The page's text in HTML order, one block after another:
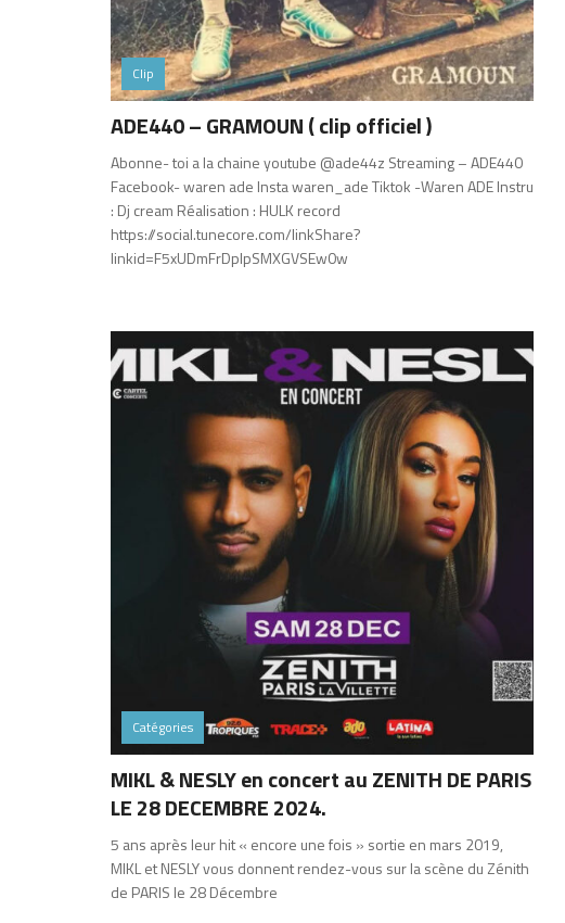
Clip
ADE440 – GRAMOUN ( clip officiel )
Abonne- toi a la chaine youtube @ade44z Streaming – ADE440
Facebook- waren ade Insta waren_ade Tiktok -Waren ADE Instru
: Dj cream Réalisation : HULK record
https://social.tunecore.com/linkShare?
linkid=F5xUDmFrDpIpSMXGVSEw0w
Catégories
MIKL & NESLY en concert au ZENITH DE PARIS
LE 28 DECEMBRE 2024.
5 ans après leur hit « encore une fois » sortie en mars 2019,
MIKL et NESLY vous donnent rendez-vous sur la scène du Zénith
de PARIS le 28 Décembre